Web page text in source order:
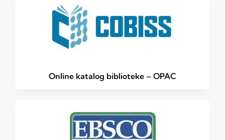
Online katalog biblioteke – OPAC